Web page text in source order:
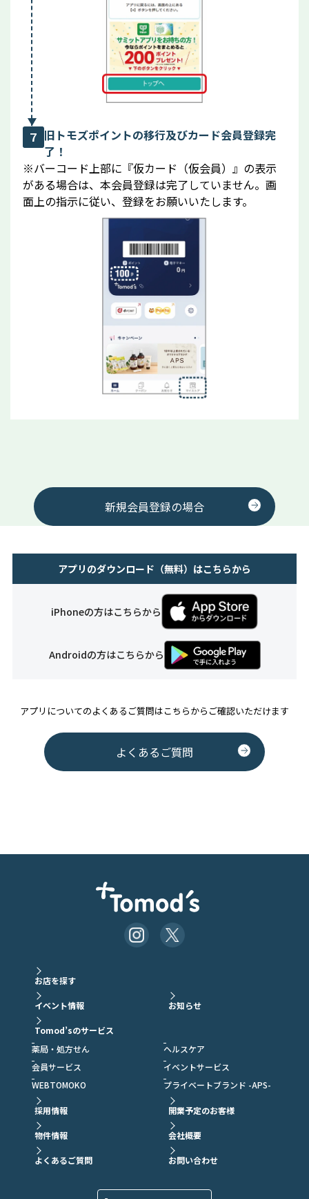
7 旧トモズポイントの移行及びカード会員登録完
了！
※バーコード上部に『仮カード（仮会員）』の表示
がある場合は、本会員登録は完了していません。画
面上の指示に従い、登録をお願いいたします。
新規会員登録の場合
アプリのダウンロード（無料）はこちらから
iPhoneの方はこちらから
Androidの方はこちらから
アプリについてのよくあるご質問はこちらからご確認いただけます
よくあるご質問
お店を探す
イベント情報 お知らせ
Tomod’sのサービス
薬局・処方せん
ヘルスケア
会員サービス
イベントサービス
WEBTOMOKO
プライベートブランド -APS-
採用情報 開業予定のお客様
物件情報 会社概要
よくあるご質問 お問い合わせ